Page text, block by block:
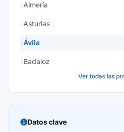
Almería
Asturias
Ávila
Badajoz
Burgos
Ver todas las
Datos clave